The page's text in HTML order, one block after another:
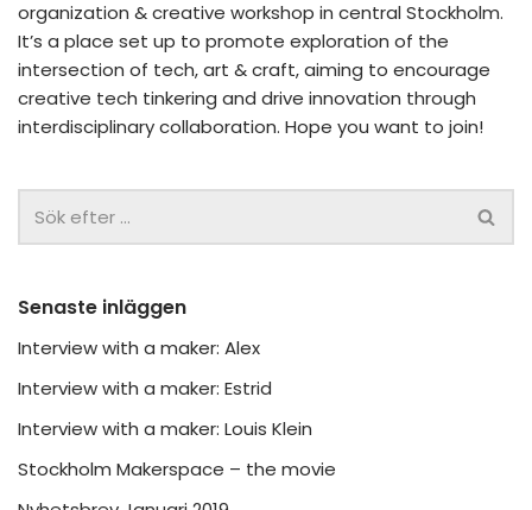
organization & creative workshop in central Stockholm.
It’s a place set up to promote exploration of the
intersection of tech, art & craft, aiming to encourage
creative tech tinkering and drive innovation through
interdisciplinary collaboration. Hope you want to join!
Senaste inläggen
Interview with a maker: Alex
Interview with a maker: Estrid
Interview with a maker: Louis Klein
Stockholm Makerspace – the movie